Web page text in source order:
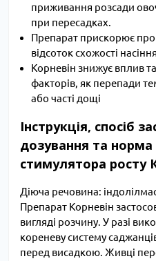
приживання розсади
при пересадках.
Препарат прискорює
відсоток схожості насіння
Корневін знижує вплив
факторів, як перепади
або часті дощі
Інструкція, спосіб
дозування та
стимулятора росту
Діюча речовина:
Препарат Корневін
вигляді розчину. У разі
кореневу систему
перед висадкою. Живці